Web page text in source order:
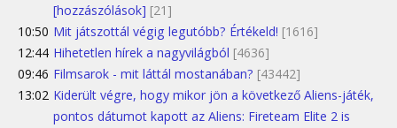
[hozzászólások] [21]
10:50 Mit játszottál végig legutóbb? Értékeld! [1616]
12:44 Hihetetlen hírek a nagyvilágból [4636]
09:46 Filmsarok - mit láttál mostanában? [43442]
13:02 Kiderült végre, hogy mikor jön a következő Aliens-játék,
pontos dátumot kapott az Aliens: Fireteam Elite 2 is